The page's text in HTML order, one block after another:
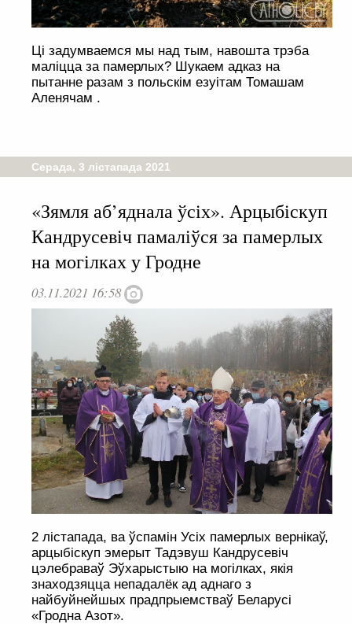
Ці задумваемся мы над тым, навошта трэба
маліцца за памерлых? Шукаем адказ на
пытанне разам з польскім езуітам Томашам
Аленячам .
Серада, 3 лістапада 2021
«Зямля аб’яднала ўсіх». Арцыбіскуп
Кандрусевіч памаліўся за памерлых
на могілках у Гродне
03.11.2021 16:58
2 лістапада, ва ўспамін Усіх памерлых вернікаў,
арцыбіскуп эмерыт Тадэвуш Кандрусевіч
цэлебраваў Эўхарыстыю на могілках, якія
знаходзяцца непадалёк ад аднаго з
найбуйнейшых прадпрыемстваў Беларусі
«Гродна Азот».